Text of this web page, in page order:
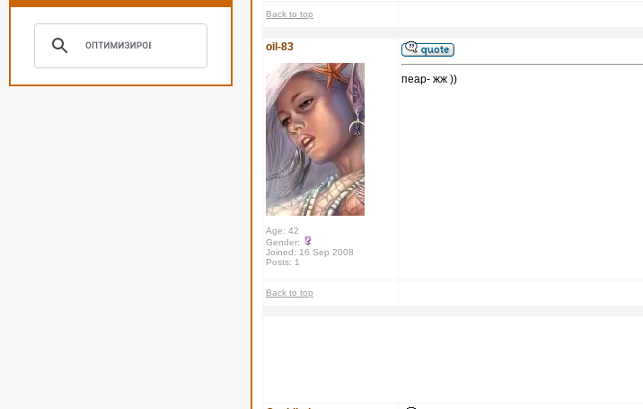
Back to top
oil-83
Age: 42
Gender:
Joined: 16 Sep 2008
Posts: 1
пеар- жж ))
Back to top